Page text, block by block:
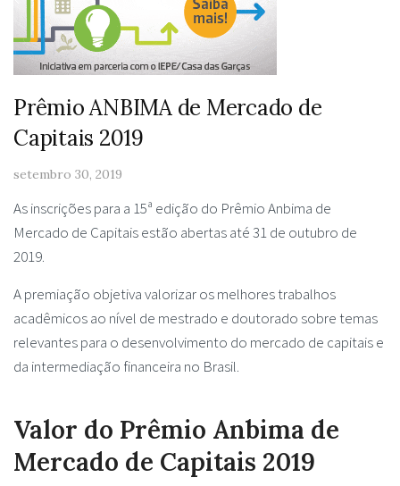
Prêmio ANBIMA de Mercado de
Capitais 2019
setembro 30, 2019
As inscrições para a 15ª edição do Prêmio Anbima de
Mercado de Capitais estão abertas até 31 de outubro de
2019.
A premiação objetiva valorizar os melhores trabalhos
acadêmicos ao nível de mestrado e doutorado sobre temas
relevantes para o desenvolvimento do mercado de capitais e
da intermediação financeira no Brasil.
Valor do Prêmio Anbima de
Mercado de Capitais 2019